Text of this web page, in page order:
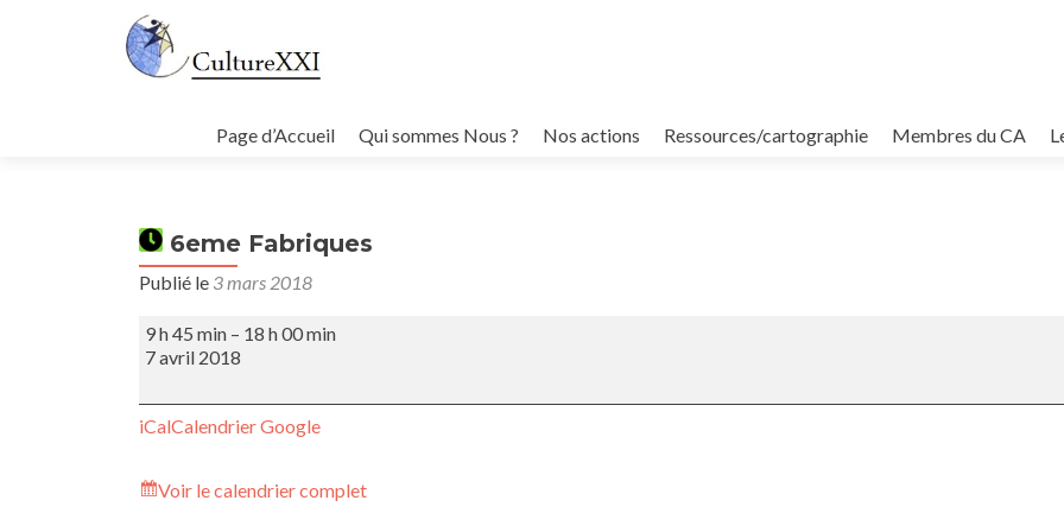
au
Page d’Accueil Qui sommes Nous ? Nos actions Ressources/cartographie Membres du CA
6eme Fabriques
Publié le 3 mars 2018
6eme
Fabriques
9 h 45 min – 18 h 00 min
7 avril 2018
iCalCalendrier Google
Voir le calendrier complet